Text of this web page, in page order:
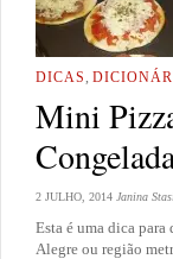
DICAS,
Mini
2 JULHO, 2014 Janina
Esta é uma dica para
Alegre ou região